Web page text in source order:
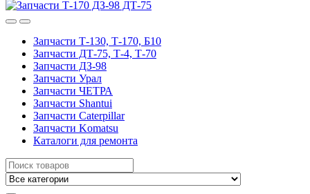
Запчасти Т-130, Т-170, Б10
Запчасти ДТ-75, Т-4, Т-70
Запчасти ДЗ-98
Запчасти Урал
Запчасти ЧЕТРА
Запчасти Shantui
Запчасти Caterpillar
Запчасти Komatsu
Каталоги для ремонта
Search
for: